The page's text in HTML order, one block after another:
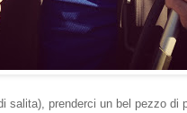
salita), prenderci un bel pezzo di